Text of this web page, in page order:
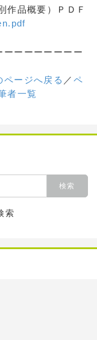
作品概要）ＰＤＦ
ーーーーーーーー
ページへ戻る ／ ペ
者一覧
索